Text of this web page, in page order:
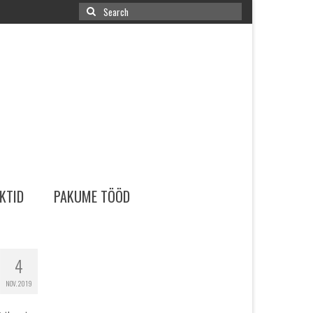
Search
for:
PAKUME TÖÖD
4
NOV. 2019